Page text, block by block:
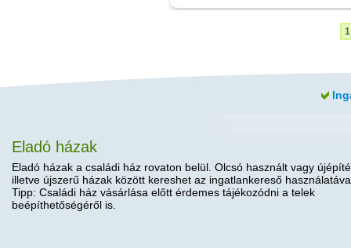
1
Eladó házak
Eladó házak a családi ház rovaton belül. Olcsó használt vagy
illetve újszerű házak között kereshet az ingatlankereső
Tipp: Családi ház vásárlása előtt érdemes tájékozódni a telek
beépíthetőségéről is.